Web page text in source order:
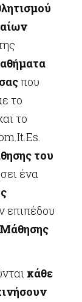
που
το
το
του
ένα
επιπέδου
κάθε